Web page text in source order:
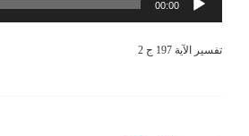
الصوت
00:00
تفسير الآية 197 ج 2